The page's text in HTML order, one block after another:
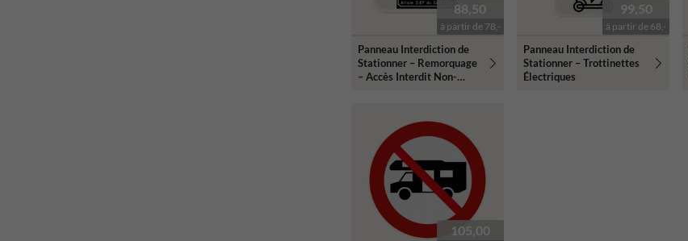
88,50
à partir de 78,-
Panneau Interdiction de
Stationner – Remorquage
– Accès Interdit Non-
99,50
à partir de 68,-
Panneau Interdiction de
Stationner – Trottinettes
Électriques
105,00